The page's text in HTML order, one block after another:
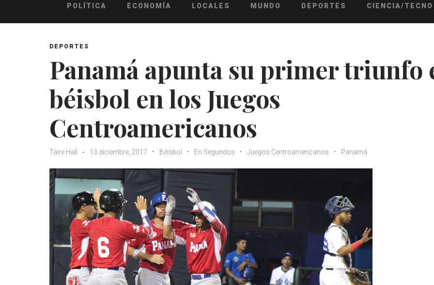
POLÍTICA ECONOMÍA LOCALES MUNDO DEPORTES CIENCIA/TECNO
DEPORTES
Panamá apunta su primer triunfo
béisbol en los Juegos
Centroamericanos
Taire Hall 13 diciembre, 2017 Béisbol En Segundos Juegos Centroamericanos Panamá